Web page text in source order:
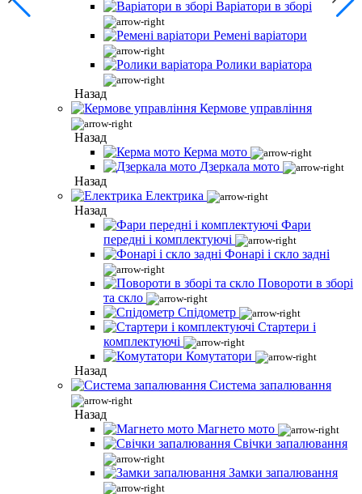
Варіатори в зборі
Ремені варіатори
Ролики варіатора
Назад
Кермове управління
Назад
Керма мото
Дзеркала мото
Назад
Електрика
Назад
Фари
передні і комплектуючі
Фонарі і скло задні
Повороти в зборі
та скло
Спідометр
Стартери і
комплектуючі
Комутатори
Назад
Система запалювання
Назад
Магнето мото
Свічки запалювання
Замки запалювання